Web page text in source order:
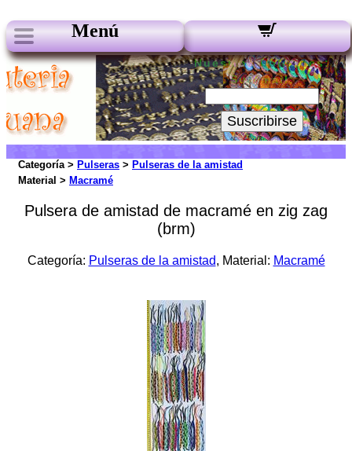
Menú
Nuestros boletines:
Su Email:
Suscribirse
Categoría > Pulseras > Pulseras de la amistad
Material > Macramé
Pulsera de amistad de macramé en zig zag
(brm)
Categoría: Pulseras de la amistad, Material: Macramé